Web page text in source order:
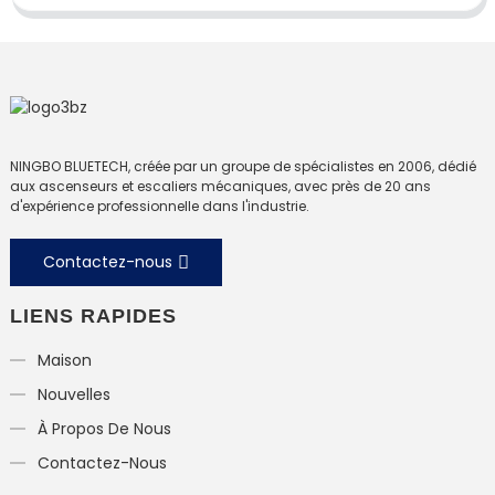
NINGBO BLUETECH, créée par un groupe de spécialistes en 2006, dédié
aux ascenseurs et escaliers mécaniques, avec près de 20 ans
d'expérience professionnelle dans l'industrie.
Contactez-nous
LIENS RAPIDES
Maison
Nouvelles
À Propos De Nous
Contactez-Nous